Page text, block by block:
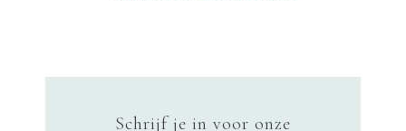
Schrijf je in voor onze